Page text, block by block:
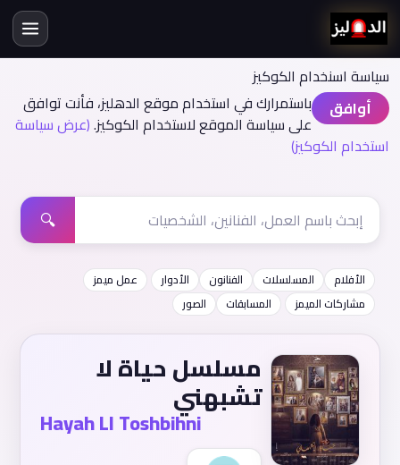
سياسة اسنخدام الكوكيز
أوافق
باستمرارك في استخدام موقع الدهليز، فأنت توافق
على سياسة الموقع لاستخدام الكوكيز.(عرض سياسة
استخدام الكوكيز)
🔍
الأفلام المسلسلات الفنانون الأدوار
عمل ميمز
مشاركات الميمز
المسابقات الصور
مسلسل حياة لا
تشبهني
Hayah Ll Toshbihni